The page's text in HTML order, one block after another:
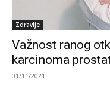
Zdravlje
Važnost ranog
karcinoma
01/11/2021